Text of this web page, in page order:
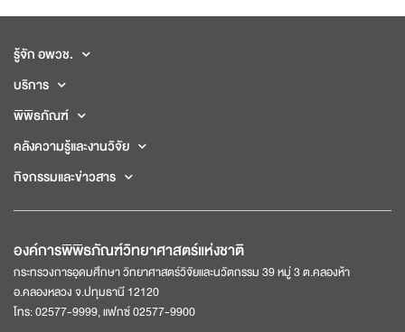
รู้จัก อพวช.
บริการ
พิพิธภัณฑ์
คลังความรู้และงานวิจัย
กิจกรรมและข่าวสาร
องค์การพิพิธภัณฑ์วิทยาศาสตร์แห่งชาติ
กระทรวงการอุดมศึกษา วิทยาศาสตร์วิจัยและนวัตกรรม 39 หมู่ 3 ต.คลองห้า
อ.คลองหลวง จ.ปทุมธานี 12120
โทร: 02577-9999, แฟกซ์ 02577-9900